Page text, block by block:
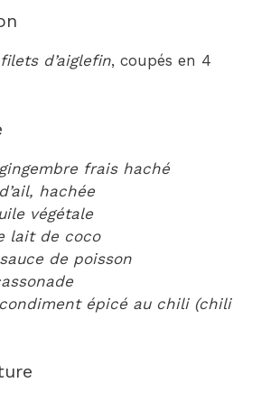
d’aiglefin, coupés en 4
frais haché
hachée
végétale
lait de coco
de poisson
épicé au chili (chili